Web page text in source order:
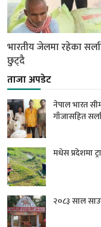
भारतीय जेलमा रहेका
छुट्दै
ताजा अपडेट
नेपाल भारत
गाँजासहित
मधेस प्रदेशमा
२०८३ साल